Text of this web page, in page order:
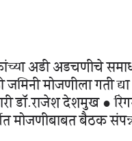
अडी अडचणीचे
जमिनी मोजणीला गती
डॉ.राजेश देशमुख ●
मोजणीबाबत बैठक